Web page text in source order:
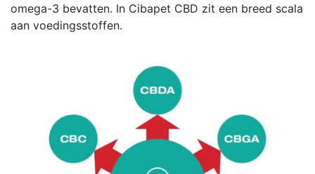
omega-3 bevatten. In Cibapet CBD zit een breed scala
aan voedingsstoffen.